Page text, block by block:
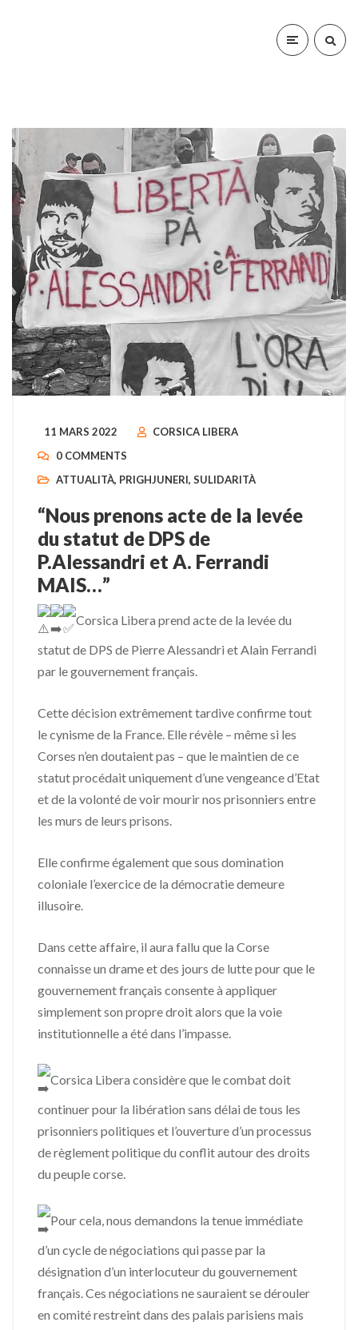
11 MARS 2022
CORSICA LIBERA
0 COMMENTS
ATTUALITÀ, PRIGHJUNERI, SULIDARITÀ
“Nous prenons acte de la levée
du statut de DPS de
P.Alessandri et A. Ferrandi
MAIS…”
Corsica Libera prend acte de la levée du
statut de DPS de Pierre Alessandri et Alain Ferrandi
par le gouvernement français.
Cette décision extrêmement tardive confirme tout
le cynisme de la France. Elle révèle – même si les
Corses n’en doutaient pas – que le maintien de ce
statut procédait uniquement d’une vengeance d’Etat
et de la volonté de voir mourir nos prisonniers entre
les murs de leurs prisons.
Elle confirme également que sous domination
coloniale l’exercice de la démocratie demeure
illusoire.
Dans cette affaire, il aura fallu que la Corse
connaisse un drame et des jours de lutte pour que le
gouvernement français consente à appliquer
simplement son propre droit alors que la voie
institutionnelle a été dans l’impasse.
Corsica Libera considère que le combat doit
continuer pour la libération sans délai de tous les
prisonniers politiques et l’ouverture d’un processus
de règlement politique du conflit autour des droits
du peuple corse.
Pour cela, nous demandons la tenue immédiate
d’un cycle de négociations qui passe par la
désignation d’un interlocuteur du gouvernement
français. Ces négociations ne sauraient se dérouler
en comité restreint dans des palais parisiens mais